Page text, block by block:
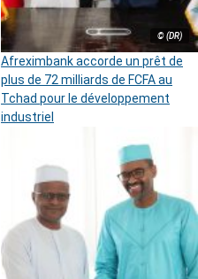
© (DR)
Afreximbank accorde un prêt de
plus de 72 milliards de FCFA au
Tchad pour le développement
industriel